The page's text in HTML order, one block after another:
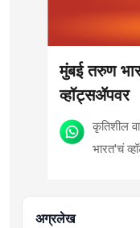
मुंबई तरुण
व्हॉट्सॲपवर
कृतिशील
भारत'चं
अग्रलेख